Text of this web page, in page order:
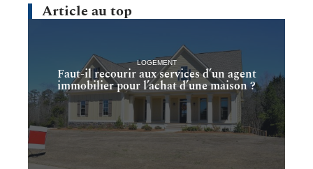
Article au top
LOGEMENT
Faut-il recourir aux services d’un agent
immobilier pour l’achat d’une maison ?